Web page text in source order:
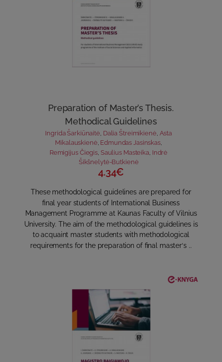
Preparation of Master’s Thesis.
Methodical Guidelines
Ingrida Šarkiūnaitė Dalia Štreimikienė Asta
Mikalauskienė, Edmundas Jasinskas,
Remigijus Čiegis Saulius Masteika Indrė
Šikšnelytė-Butkienė
4.34€
These methodological guidelines are prepared for
final year students of International Business
Management Programme at Kaunas Faculty of Vilnius
University. The aim of the methodological guidelines is
to acquaint master students with methodological
requirements for the preparation of final master‘s ..